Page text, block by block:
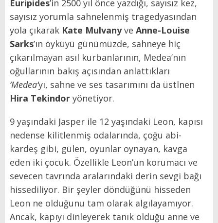
Euripides’in 2500 yıl önce yazdığı, sayısız kez,
sayısız yorumla sahnelenmiş tragedyasından
yola çıkarak Kate Mulvanyve Anne-Louise
Sarks’ın öyküyü günümüzde, sahneye hiç
çıkarılmayan asıl kurbanlarının, Medea’nın
oğullarının bakış açısından anlattıkları
‘Medea’yı, sahne ve ses tasarımını da üstlnen
Hira Tekindor yönetiyor.
9 yaşındaki Jasper ile 12 yaşındaki Leon, kapısı
nedense kilitlenmiş odalarında, çoğu abi-
kardeş gibi, gülen, oyunlar oynayan, kavga
eden iki çocuk. Özellikle Leon’un korumacı ve
sevecen tavrında aralarındaki derin sevgi bağı
hissediliyor. Bir şeyler döndüğünü hisseden
Leon ne olduğunu tam olarak algılayamıyor.
Ancak, kapıyı dinleyerek tanık olduğu anne ve